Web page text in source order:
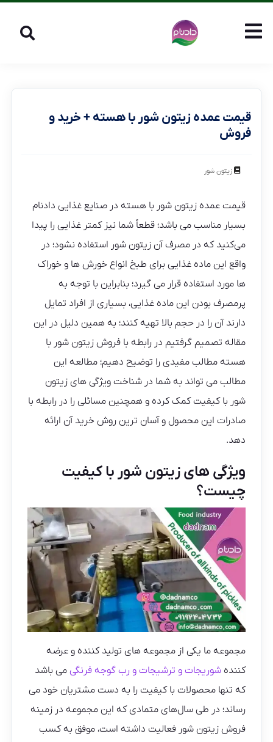
قیمت عمده زیتون شور با هسته + خرید و
فروش
زیتون شور
قیمت عمده زیتون شور با هسته در صنایع غذایی دادنام
بسیار مناسب می باشد؛ قطعاً شما نیز کمتر غذایی را پیدا
می‌کنید که در مصرف آن زیتون شور استفاده نشود؛ در
واقع این ماده غذایی برای طبخ انواع خورش ها و خوراک
ها مورد استفاده قرار می گیرد؛ بنابراین با توجه به
پرمصرف بودن این ماده غذایی، بسیاری از افراد تمایل
دارند آن را در حجم بالا تهیه کنند؛ به همین دلیل در این
مقاله تصمیم گرفتیم در رابطه با فروش زیتون شور با
هسته مطالب مفیدی را توضیح دهیم؛ مطالعه این
مطالب می تواند به شما در شناخت ویژگی های زیتون
شور با کیفیت کمک کرده و همچنین مسائلی را در رابطه با
صادرات این محصول و آسان ترین روش خرید آن ارائه
دهد.
ویژگی های زیتون شور با کیفیت
چیست؟
مجموعه ما یکی از مجموعه های تولید کننده و عرضه
کنندهشوریجات و ترشیجات و رب گوجه فرنگی می باشد
که تنها محصولات با کیفیت را به دست مشتریان خود می
رساند؛ در طی سال‌های متمادی که این مجموعه در زمینه
فروش زیتون شور فعالیت داشته است، موفق به کسب